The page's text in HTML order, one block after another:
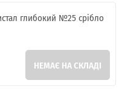
глибокий №25 срібло
НЕМАЄ НА СКЛАДІ